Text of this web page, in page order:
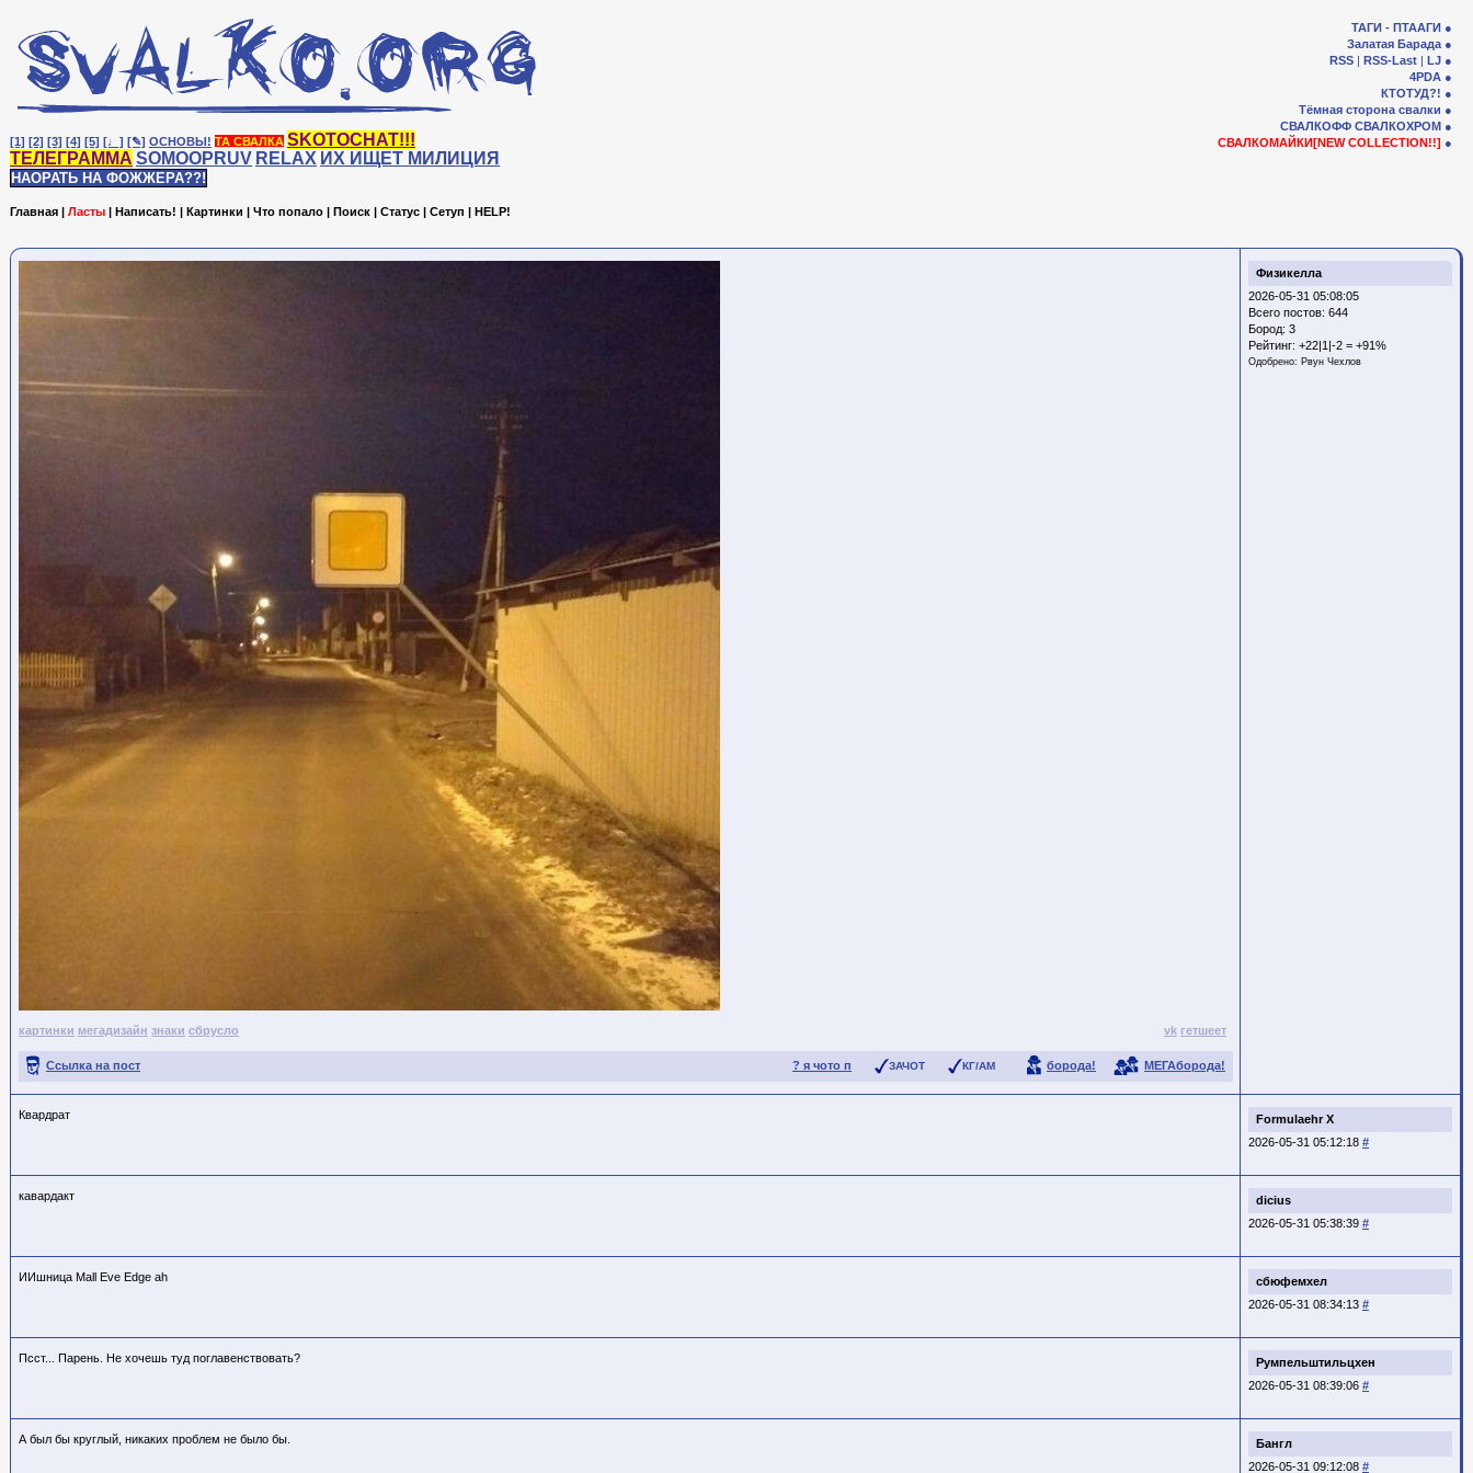
[1] [2] [3] [4] [5] [♩] [✎] ОСНОВЫ! ТА СВАЛКА SKOTOCHAT!!!
ТЕЛЕГРАММА SOMOOPRUV RELAX ИХ ИЩЕТ МИЛИЦИЯ
НАОРАТЬ НА ФОЖЖЕРА??!
ТАГИ - ПТААГИ
Залатая Барада
RSS | RSS-Last | LJ
4PDA
КТОТУД?!
Тёмная сторона свалки
СВАЛКОФФ СВАЛКОХРОМ
СВАЛКОМАЙКИ[NEW COLLECTION!!]
Главная | Ласты | Написать! | Картинки | Что попало | Поиск | Статус | Сетуп | HELP!
Физикелла
2026-05-31 05:08:05
Всего постов: 644
Бород: 3
Рейтинг: +22|1|-2 = +91%
Одобрено: Рвун Чехлов
картинки мегадизайн знаки сбрусло vk гетшеет
? я чото п ЗАЧОТ КГ/АМ борода! МЕГАборода!
Ссылка на пост
Formulaehr X
2026-05-31 05:12:18 #
Квардрат
dicius
2026-05-31 05:38:39 #
кавардакт
сбюфемхел
2026-05-31 08:34:13 #
ИИшница Mall Eve Edge ah
Румпельштильцхен
2026-05-31 08:39:06 #
Псст... Парень. Не хочешь туд поглавенствовать?
Бангл
2026-05-31 09:12:08 #
А был бы круглый, никаких проблем не было бы.